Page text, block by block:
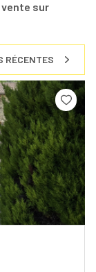
vente sur
RÉCENTES